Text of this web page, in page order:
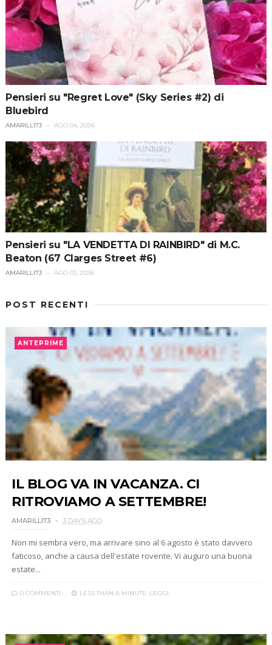
Pensieri su "Regret Love" (Sky Series #2) di
Bluebird
AMARILLI73 AGO 04, 2026
Pensieri su "LA VENDETTA DI RAINBIRD" di M.C.
Beaton (67 Clarges Street #6)
AMARILLI73 AGO 03, 2026
POST RECENTI
ANTEPRIME
IL BLOG VA IN VACANZA. CI
RITROVIAMO A SETTEMBRE!
AMARILLI73 3 DAYS AGO
Non mi sembra vero, ma arrivare sino al 6 agosto è stato davvero
faticoso, anche a causa dell'estate rovente. Vi auguro una buona
estate...
0 COMMENTI LESS THAN A MINUTE LEGGI